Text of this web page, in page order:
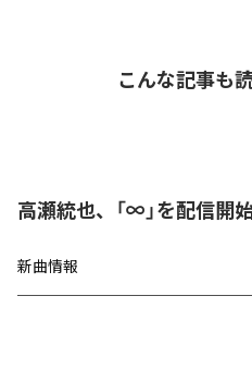
こんな記事も
高瀬統也、「∞」を配信開
新曲情報